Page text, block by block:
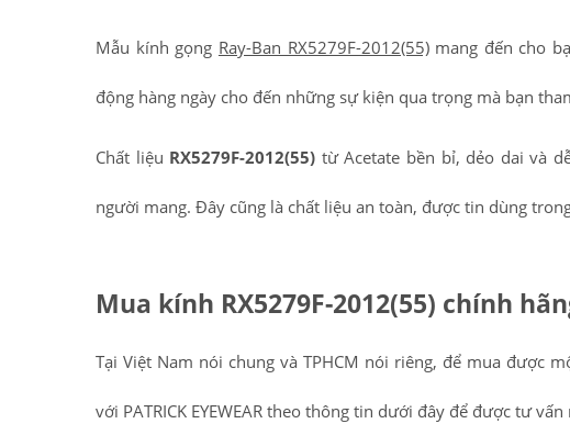
Mẫu kính gọng Ray-Ban RX5279F-2012(55)mang đến cho
động hàng ngày cho đến những sự kiện qua trọng mà bạn
Chất liệu RX5279F-2012(55) từ Acetate bền bỉ, dẻo dai và
người mang. Đây cũng là chất liệu an toàn, được tin dùng
Mua kính RX5279F-2012(55) chính
Tại Việt Nam nói chung và TPHCM nói riêng, để mua được
với PATRICK EYEWEAR theo thông tin dưới đây để được tư